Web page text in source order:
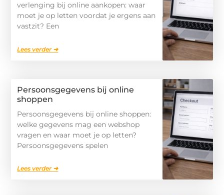
verlenging bij online aankopen: waar
moet je op letten voordat je ergens aan
vastzit? Een
Lees verder ➜
Persoonsgegevens bij online
shoppen
Persoonsgegevens bij online shoppen:
welke gegevens mag een webshop
vragen en waar moet je op letten?
Persoonsgegevens spelen
Lees verder ➜